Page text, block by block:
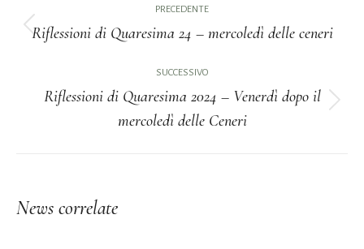
tra
post
PRECEDENTE
Post
precedente:
Riflessioni di Quaresima 24 – mercoledì delle ceneri
SUCCESSIVO
Prossimo
Riflessioni di Quaresima 2024 – Venerdì dopo il
mercoledì delle Ceneri
News correlate